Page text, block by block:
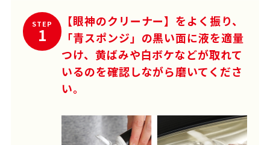
STEP
1
【眼神のクリーナー】をよく振り、
「青スポンジ」の黒い面に液を適量
つけ、黄ばみや白ボケなどが取れて
いるのを確認しながら磨いてくださ
い。